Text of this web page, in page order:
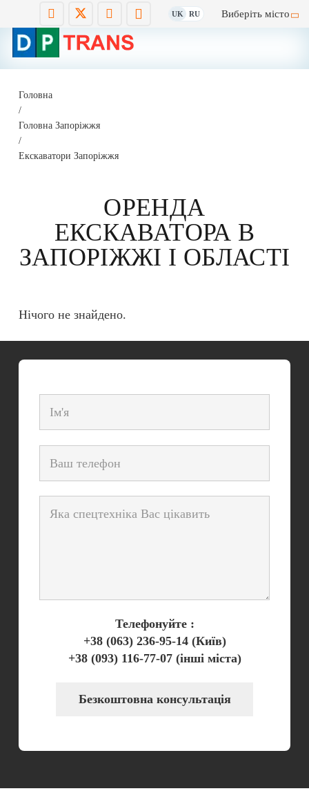
UK RU Виберіть місто
Головна
/
Головна Запоріжжя
/
Екскаватори Запоріжжя
ОРЕНДА
ЕКСКАВАТОРА В
ЗАПОРІЖЖІ І ОБЛАСТІ
Нічого не знайдено.
Телефонуйте :
+38 (063) 236-95-14(Київ)
+38 (093) 116-77-07(інші міста)
Безкоштовна консультація